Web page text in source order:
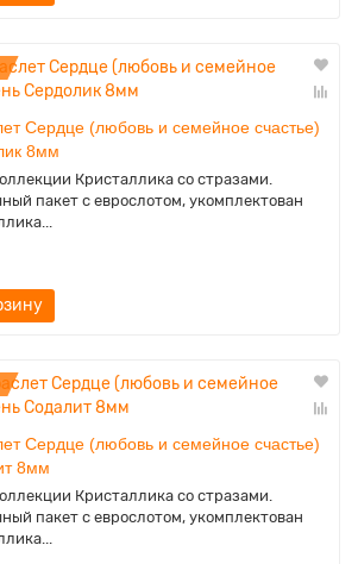
Сердце (любовь и семейное счастье)
8мм
Кристаллика со стразами.
пакет с еврослотом, укомплектован
Сердце (любовь и семейное счастье)
8мм
Кристаллика со стразами.
пакет с еврослотом, укомплектован